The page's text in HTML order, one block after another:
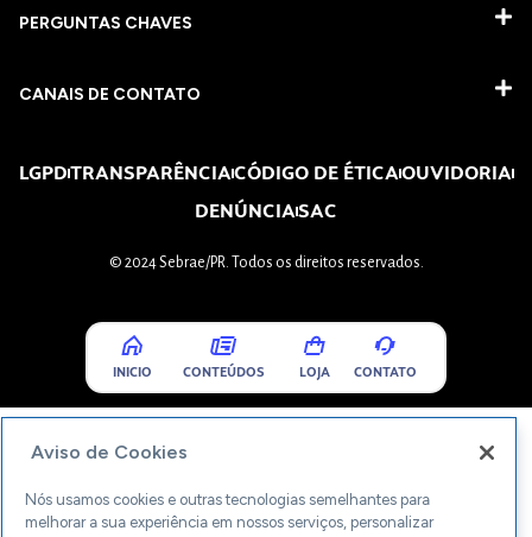
PERGUNTAS CHAVES​
CANAIS DE CONTATO
LGPDTRANSPARÊNCIACÓDIGO DE ÉTICAOUVIDORIA
DENÚNCIASAC
© 2024 Sebrae/PR. Todos os direitos reservados.
INICIO CONTEÚDOS LOJA CONTATO
Aviso de Cookies
Nós usamos cookies e outras tecnologias semelhantes para
melhorar a sua experiência em nossos serviços, personalizar